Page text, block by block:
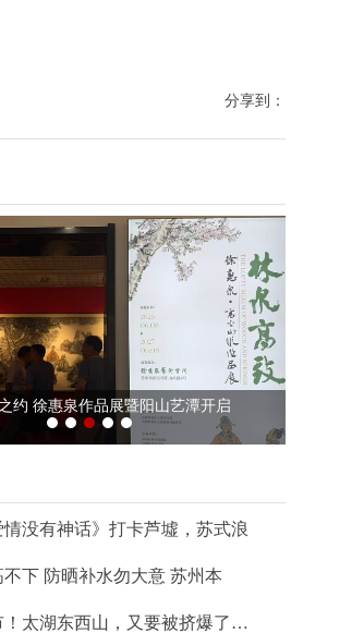
分享到：
情没有神话》打卡芦墟，苏式浪
下 防晒补水勿大意 苏州本
！太湖东西山，又要被挤爆了…